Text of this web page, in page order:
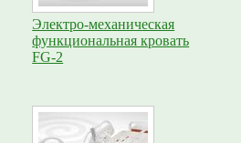
Электро-механическая
функциональная кровать
FG-2